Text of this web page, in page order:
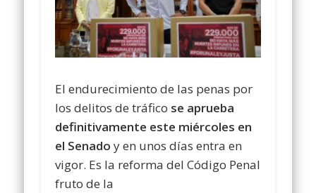
El endurecimiento de las penas por
los delitos de tráfico se aprueba
definitivamente este miércoles en
el Senado y en unos días entra en
vigor. Es la reforma del Código Penal
fruto de la